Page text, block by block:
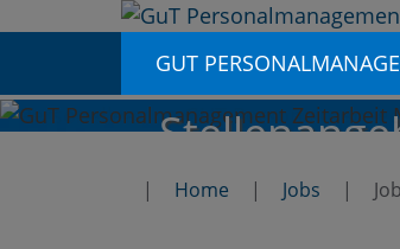
GUT
und
Home Jobs